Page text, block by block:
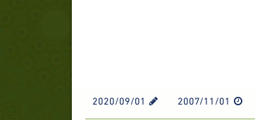
2007/11/01
2020/09/01